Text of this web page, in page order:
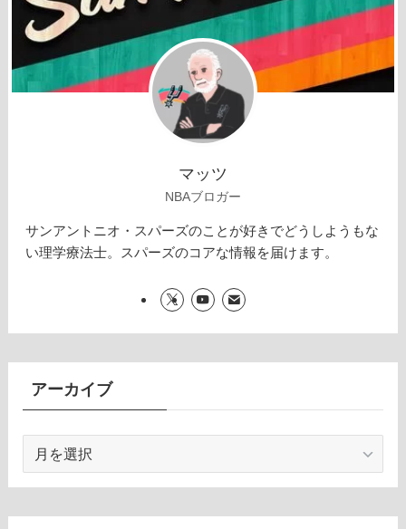
マッツ
NBAブロガー
サンアントニオ・スパーズのことが好きでどうしようもな
い理学療法士。スパーズのコアな情報を届けます。
アーカイブ
カ
イ